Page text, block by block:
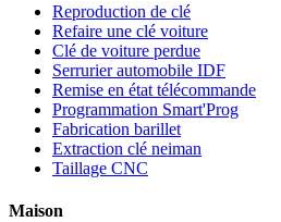
Reproduction de clé
Refaire une clé voiture
Clé de voiture perdue
Serrurier automobile IDF
Remise en état télécommande
Programmation Smart'Prog
Fabrication barillet
Extraction clé neiman
Taillage CNC
Maison